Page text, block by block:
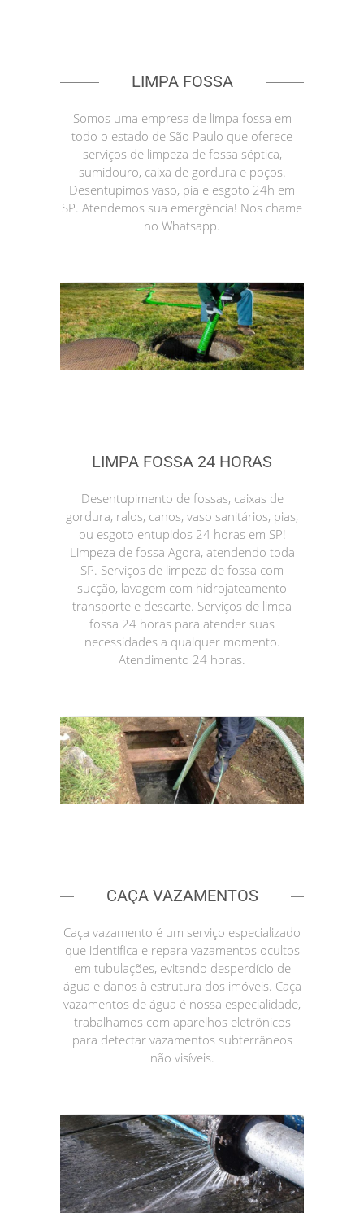
LIMPA FOSSA
Somos uma empresa de limpa fossa em
todo o estado de São Paulo que oferece
serviços de limpeza de fossa séptica,
sumidouro, caixa de gordura e poços.
Desentupimos vaso, pia e esgoto 24h em
SP. Atendemos sua emergência! Nos chame
no Whatsapp.
LIMPA FOSSA 24 HORAS
Desentupimento de fossas, caixas de
gordura, ralos, canos, vaso sanitários, pias,
ou esgoto entupidos 24 horas em SP!
Limpeza de fossa Agora, atendendo toda
SP. Serviços de limpeza de fossa com
sucção, lavagem com hidrojateamento
transporte e descarte. Serviços de limpa
fossa 24 horas para atender suas
necessidades a qualquer momento.
Atendimento 24 horas.
CAÇA VAZAMENTOS
Caça vazamento é um serviço especializado
que identifica e repara vazamentos ocultos
em tubulações, evitando desperdício de
água e danos à estrutura dos imóveis. Caça
vazamentos de água é nossa especialidade,
trabalhamos com aparelhos eletrônicos
para detectar vazamentos subterrâneos
não visíveis.